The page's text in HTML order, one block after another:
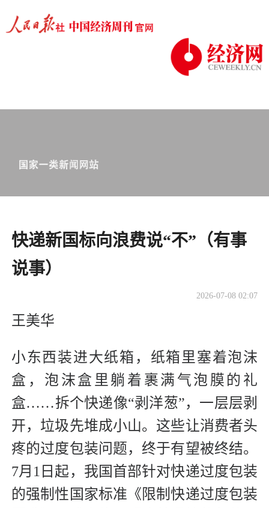
快递新国标向浪费说“不”（有事
说事）
2026-07-08 02:07
王美华
小东西装进大纸箱，纸箱里塞着泡沫
盒，泡沫盒里躺着裹满气泡膜的礼
盒……拆个快递像“剥洋葱”，一层层剥
开，垃圾先堆成小山。这些让消费者头
疼的过度包装问题，终于有望被终结。
7月1日起，我国首部针对快递过度包装
的强制性国家标准《限制快递过度包装